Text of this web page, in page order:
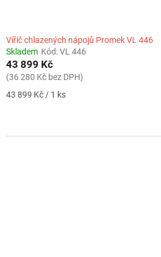
Vířič chlazených nápojů Promek VL 446
Skladem Kód:VL 446
43 899 Kč
(36 280 Kč bez DPH)
Měrná
43 899 Kč / 1 ks